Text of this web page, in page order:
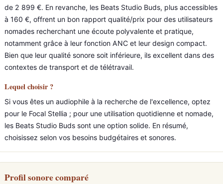
de 2 899 €. En revanche, les Beats Studio Buds, plus accessibles
à 160 €, offrent un bon rapport qualité/prix pour des utilisateurs
nomades recherchant une écoute polyvalente et pratique,
notamment grâce à leur fonction ANC et leur design compact.
Bien que leur qualité sonore soit inférieure, ils excellent dans des
contextes de transport et de télétravail.
Lequel choisir ?
Si vous êtes un audiophile à la recherche de l'excellence, optez
pour le Focal Stellia ; pour une utilisation quotidienne et nomade,
les Beats Studio Buds sont une option solide. En résumé,
choisissez selon vos besoins budgétaires et sonores.
Profil sonore comparé